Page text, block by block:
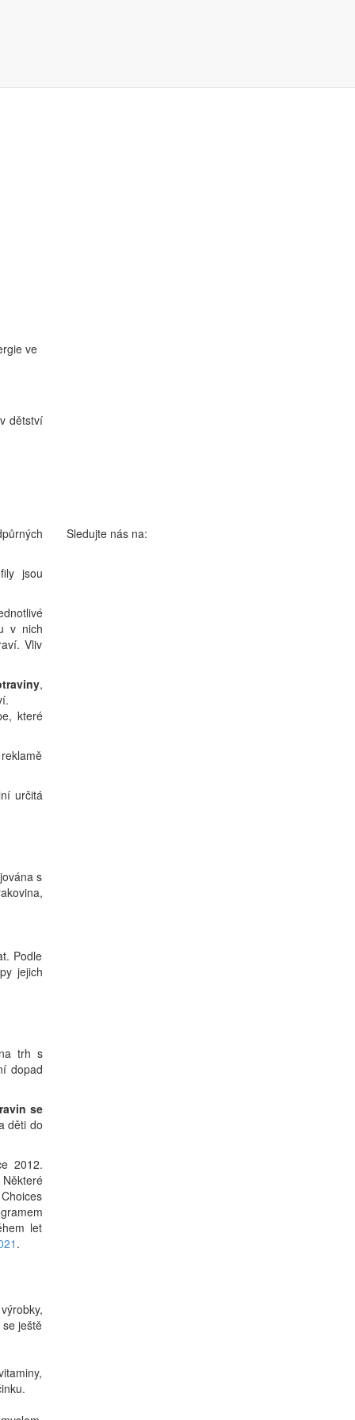
ve
dětství
jsou
v nich
Vliv
,
které
určitá
s
Podle
jejich
trh s
dopad
se
děti do
2012.
let
.
ještě
Sledujte nás na: